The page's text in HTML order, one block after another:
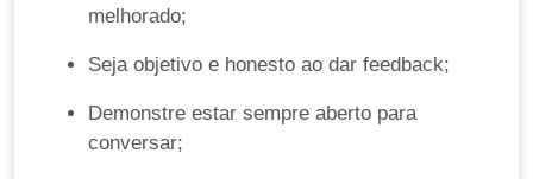
melhorado;
Seja objetivo e honesto ao dar feedback;
Demonstre estar sempre aberto para
conversar;